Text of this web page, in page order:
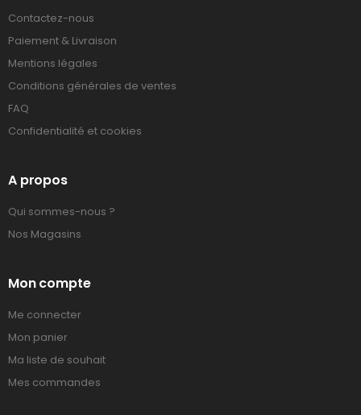
Contactez-nous
Paiement & Livraison
Mentions légales
Conditions générales de ventes
FAQ
Confidentialité et cookies
A propos
Qui sommes-nous ?
Nos Magasins
Mon compte
Me connecter
Mon panier
Ma liste de souhait
Mes commandes